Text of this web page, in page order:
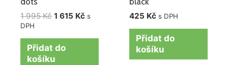
1 995Kč 1 615 Kč s
DPH
Přidat do
košíku
425 Kč s DPH
Přidat do
košíku